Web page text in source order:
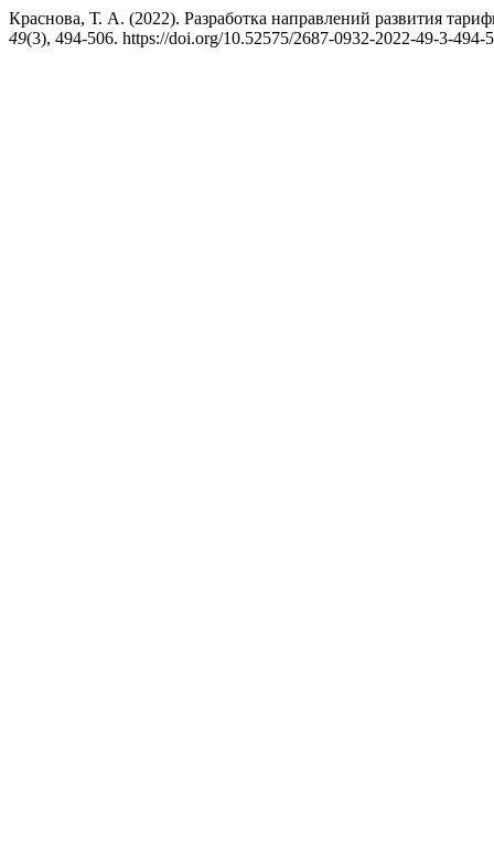
Краснова, Т. А. (2022). Разработка направлений развития
49(3), 494-506. https://doi.org/10.52575/2687-0932-2022-49-3-494-